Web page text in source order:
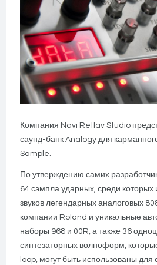
Компания Navi Retlav Studio
саунд-банк Analogy для
Sample.
По утверждению самих
64 сэмпла ударных, среди
звуков легендарных аналоговых
компании Roland и уникальные
наборы 968 и 00R, а также 36
синтезаторных волноформ,
loop, могут быть использованы